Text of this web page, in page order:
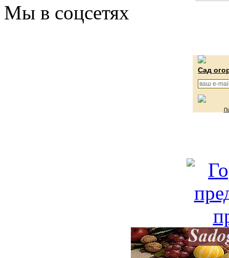
Мы в соцсетях
Сад